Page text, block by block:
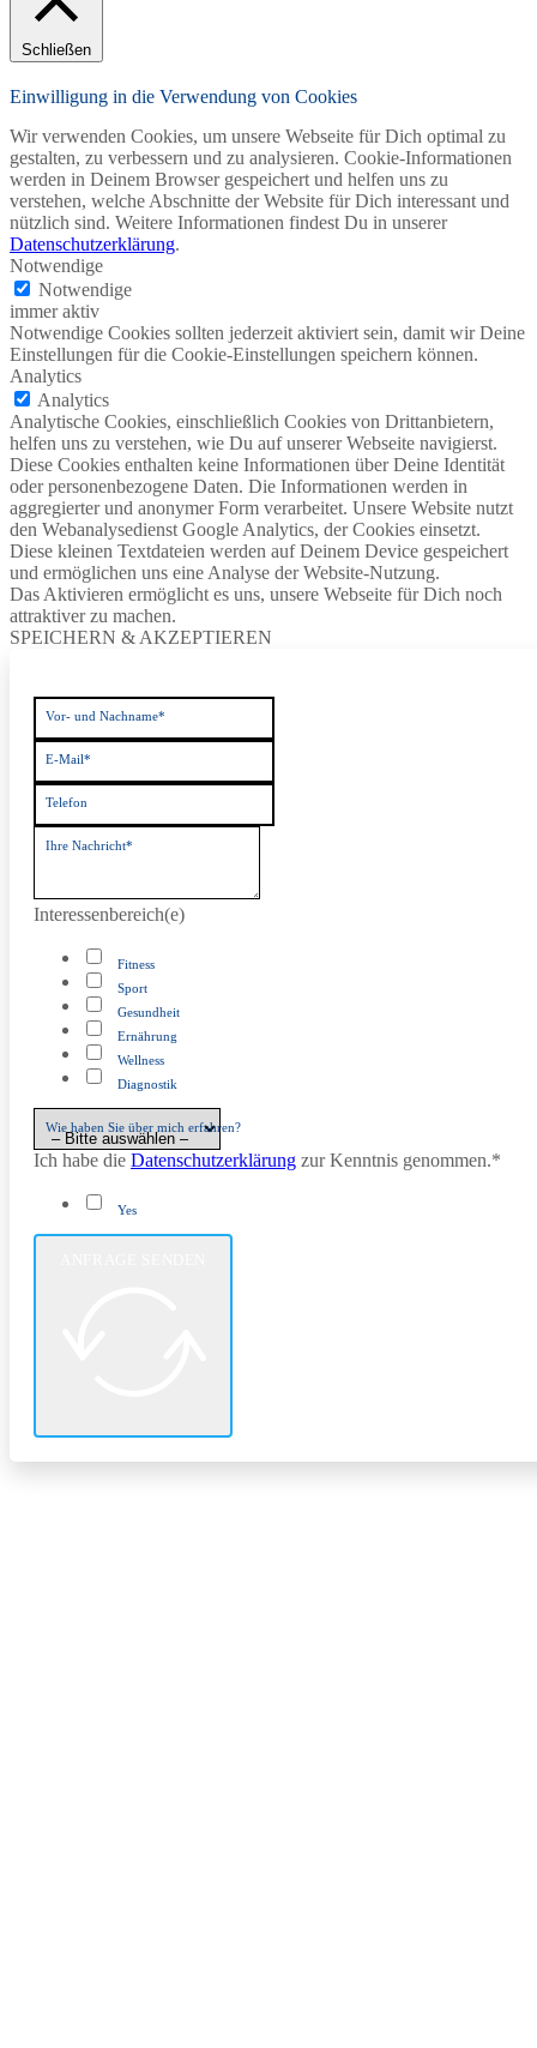
Schließen
Einwilligung in die Verwendung von Cookies
Wir verwenden Cookies, um unsere Webseite für Dich optimal zu
gestalten, zu verbessern und zu analysieren. Cookie-Informationen
werden in Deinem Browser gespeichert und helfen uns zu
verstehen, welche Abschnitte der Website für Dich interessant und
nützlich sind. Weitere Informationen findest Du in unserer
Datenschutzerklärung.
Notwendige
Notwendige
immer aktiv
Notwendige Cookies sollten jederzeit aktiviert sein, damit wir Deine
Einstellungen für die Cookie-Einstellungen speichern können.
Analytics
Analytics
Analytische Cookies, einschließlich Cookies von Drittanbietern,
helfen uns zu verstehen, wie Du auf unserer Webseite navigierst.
Diese Cookies enthalten keine Informationen über Deine Identität
oder personenbezogene Daten. Die Informationen werden in
aggregierter und anonymer Form verarbeitet. Unsere Website nutzt
den Webanalysedienst Google Analytics, der Cookies einsetzt.
Diese kleinen Textdateien werden auf Deinem Device gespeichert
und ermöglichen uns eine Analyse der Website-Nutzung.
Das Aktivieren ermöglicht es uns, unsere Webseite für Dich noch
attraktiver zu machen.
SPEICHERN & AKZEPTIEREN
Vor- und Nachname*
E-Mail*
Telefon
Ihre Nachricht*
Interessenbereich(e)
Fitness
Sport
Gesundheit
Ernährung
Wellness
Diagnostik
Wie haben Sie über mich erfahren?
Ich habe die Datenschutzerklärung zur Kenntnis genommen.*
Yes